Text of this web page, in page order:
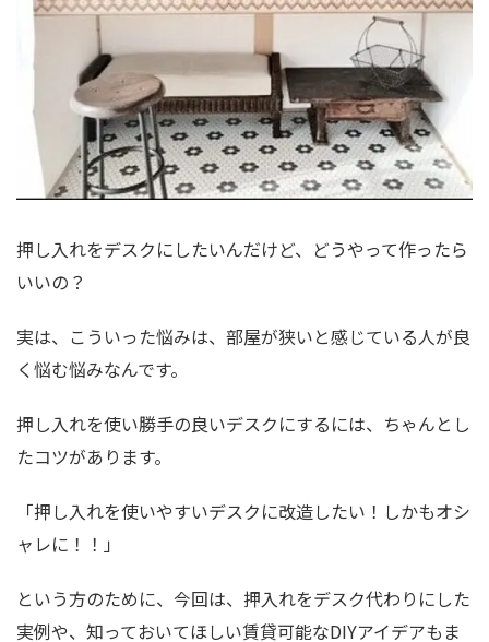
押し入れをデスクにしたいんだけど、どうやって作ったら
いいの？
実は、こういった悩みは、部屋が狭いと感じている人が良
く悩む悩みなんです。
押し入れを使い勝手の良いデスクにするには、ちゃんとし
たコツがあります。
「押し入れを使いやすいデスクに改造したい！しかもオシ
ャレに！！」
という方のために、今回は、押入れをデスク代わりにした
実例や、知っておいてほしい賃貸可能なDIYアイデアもま